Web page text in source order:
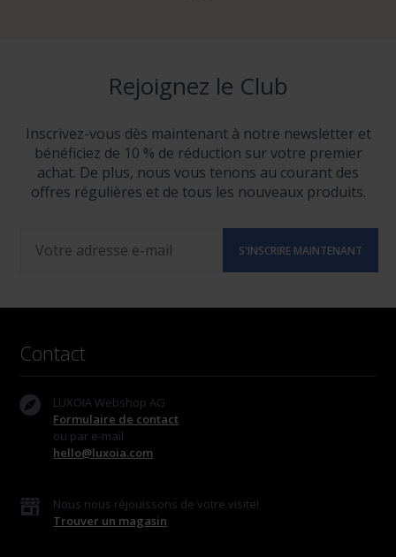
Rejoignez le Club
Inscrivez-vous dès maintenant à notre newsletter et
bénéficiez de 10 % de réduction sur votre premier
achat. De plus, nous vous tenons au courant des
offres régulières et de tous les nouveaux produits.
Contact
LUXOIA Webshop AG
Formulaire de contact
ou par e-mail
hello@luxoia.com
Nous nous réjouissons de votre visite!
Trouver un magasin